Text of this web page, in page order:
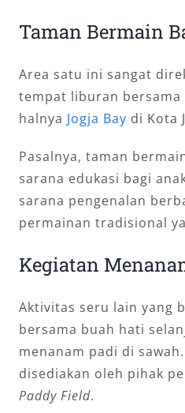
Taman Bermain
Area satu ini sangat
tempat liburan bersama
halnya Jogja Bay di Kota
Pasalnya, taman
sarana edukasi bagi
sarana pengenalan
permainan tradisional
Kegiatan
Aktivitas seru lain yang
bersama buah hati
menanam padi di
disediakan oleh pihak
Paddy Field.